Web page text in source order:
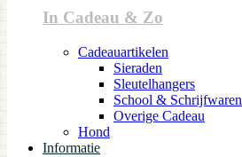
In Cadeau & Zo
Cadeauartikelen
Sieraden
Sleutelhangers
School & Schrijfwaren
Overige Cadeau
Hond
Informatie